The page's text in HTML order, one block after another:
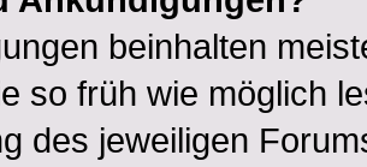
beinhalten
so früh wie möglich
des jeweiligen